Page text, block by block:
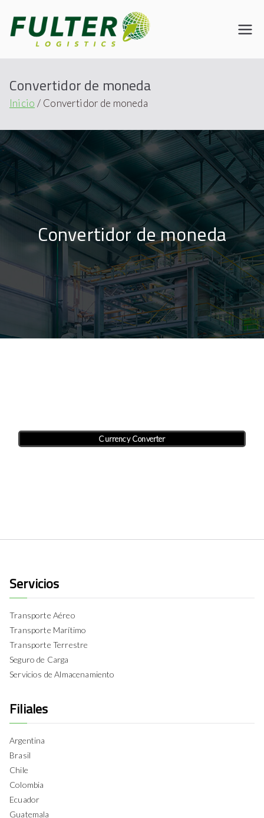
Connecting the World
Convertidor de moneda
Inicio Convertidor de moneda
Convertidor de moneda
Currency Converter
Servicios
Transporte Aéreo
Transporte Marítimo
Transporte Terrestre
Seguro de Carga
Servicios de Almacenamiento
Filiales
Argentina
Brasil
Chile
Colombia
Ecuador
Guatemala